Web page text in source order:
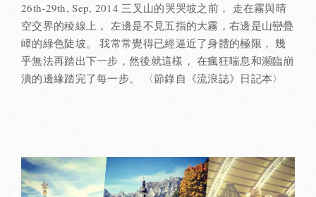
26th-29th, Sep, 2014 三叉山的哭哭坡之前， 走在霧與晴
空交界的稜線上， 左邊是不見五指的大霧，右邊是山巒疊
嶂的綠色陡坡。 我常常覺得已經逼近了身體的極限， 幾
乎無法再踏出下一步，然後就這樣， 在瘋狂喘息和瀕臨崩
潰的邊緣踏完了每一步。 〈節錄自《流浪誌》日記本〉